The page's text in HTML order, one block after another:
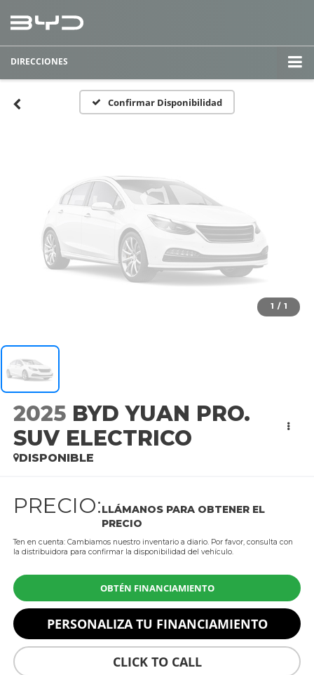
DIRECCIONES
Confirmar Disponibilidad
Por favor, revise luego
1 / 1
2025 BYD YUAN PRO.
SUV ELECTRICO
DISPONIBLE
PRECIO:LLÁMANOS PARA OBTENER EL
PRECIO
Ten en cuenta: Cambiamos nuestro inventario a diario. Por favor, consulta con
la distribuidora para confirmar la disponibilidad del vehículo.
OBTÉN FINANCIAMIENTO
PERSONALIZA TU FINANCIAMIENTO
CLICK TO CALL